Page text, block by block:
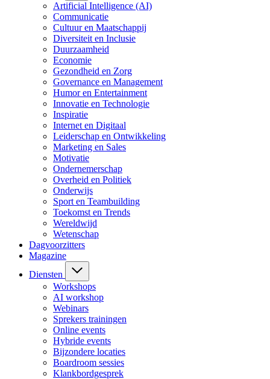
Artificial Intelligence (AI)
Communicatie
Cultuur en Maatschappij
Diversiteit en Inclusie
Duurzaamheid
Economie
Gezondheid en Zorg
Governance en Management
Humor en Entertainment
Innovatie en Technologie
Inspiratie
Internet en Digitaal
Leiderschap en Ontwikkeling
Marketing en Sales
Motivatie
Ondernemerschap
Overheid en Politiek
Onderwijs
Sport en Teambuilding
Toekomst en Trends
Wereldwijd
Wetenschap
Dagvoorzitters
Magazine
Diensten
Workshops
AI workshop
Webinars
Sprekers trainingen
Online events
Hybride events
Bijzondere locaties
Boardroom sessies
Klankbordgesprek